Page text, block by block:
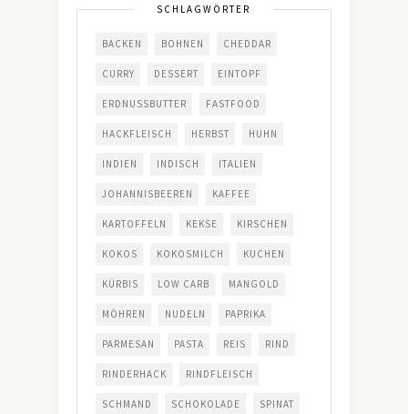
SCHLAGWÖRTER
BACKEN BOHNEN CHEDDAR
CURRY DESSERT EINTOPF
ERDNUSSBUTTER FASTFOOD
HACKFLEISCH HERBST HUHN
INDIEN INDISCH ITALIEN
JOHANNISBEEREN KAFFEE
KARTOFFELN KEKSE KIRSCHEN
KOKOS KOKOSMILCH KUCHEN
KÜRBIS LOW CARB MANGOLD
MÖHREN NUDELN PAPRIKA
PARMESAN PASTA REIS RIND
RINDERHACK RINDFLEISCH
SCHMAND SCHOKOLADE SPINAT